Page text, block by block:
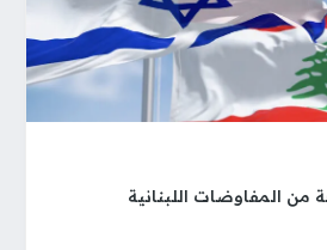
من المفاوضات اللبنانية